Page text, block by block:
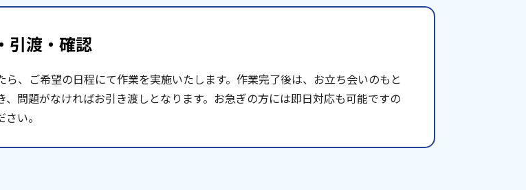
引渡・確認
ら、ご希望の日程にて作業を実施いたします。作業完了後は、お立ち会いのもと
、問題がなければお引き渡しとなります。お急ぎの方には即日対応も可能ですの
い。